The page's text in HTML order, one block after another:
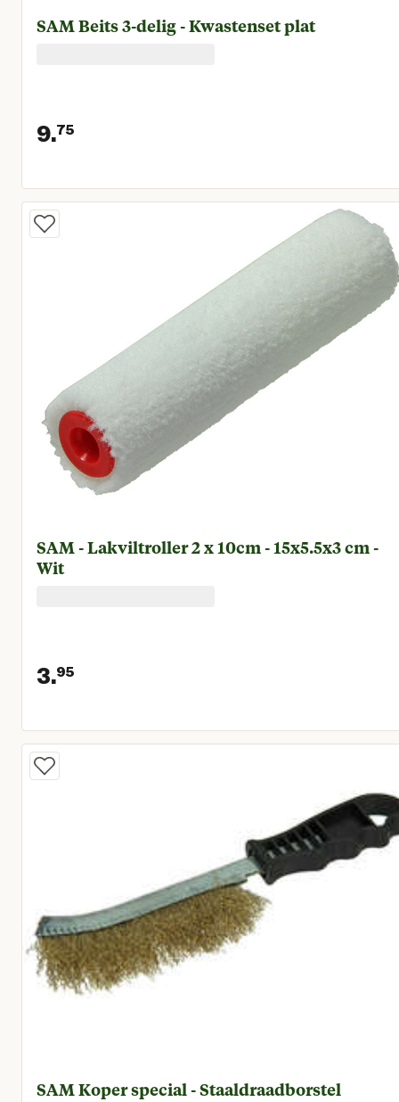
SAM Beits 3-delig - Kwastenset plat
9.75
Huidige prijs € 9,75
SAM - Lakviltroller 2 x 10cm - 15x5.5x3 cm -
Wit
3.95
Huidige prijs € 3,95
SAM Koper special - Staaldraadborstel